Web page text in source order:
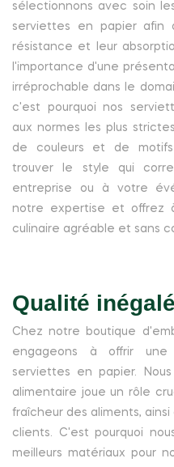
sélectionnons avec soin
serviettes en papier afin
résistance et leur
l'importance d'une
irréprochable dans le
c'est pourquoi nos
aux normes les plus
de couleurs et de
trouver le style qui
entreprise ou à votre
notre expertise et offrez
culinaire agréable et sans
Qualité
Chez notre boutique
engageons à offrir
serviettes en papier.
alimentaire joue un rôle
fraîcheur des aliments,
clients. C'est pourquoi
meilleurs matériaux pour